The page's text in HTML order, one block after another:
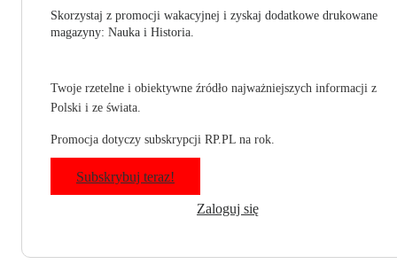
Skorzystaj z promocji wakacyjnej i zyskaj dodatkowe drukowane
magazyny: Nauka i Historia.
Twoje rzetelne i obiektywne źródło najważniejszych informacji z
Polski i ze świata.
Promocja dotyczy subskrypcji RP.PL na rok.
Subskrybuj teraz!
Zaloguj się